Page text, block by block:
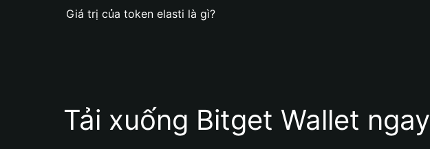
Giá trị của token elasti là gì?
Tải xuống Bitget Wallet ngay